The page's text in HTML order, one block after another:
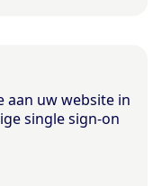
aan uw website in
single sign-on